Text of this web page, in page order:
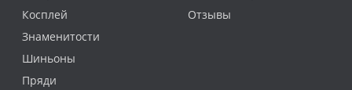
Косплей
Знаменитости
Шиньоны
Пряди
Отзывы